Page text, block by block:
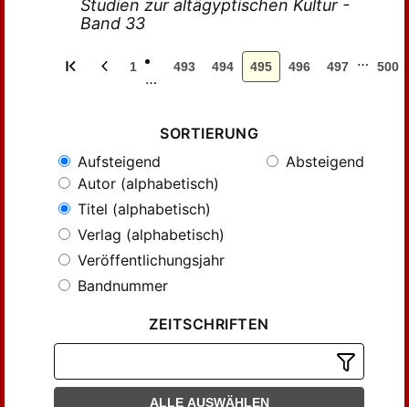
Studien zur altägyptischen Kultur -
Band 33
1
…
493 494 495 496 497 … 500
SORTIERUNG
Aufsteigend
Absteigend
Autor (alphabetisch)
Titel (alphabetisch)
Verlag (alphabetisch)
Veröffentlichungsjahr
Bandnummer
ZEITSCHRIFTEN
ALLE AUSWÄHLEN